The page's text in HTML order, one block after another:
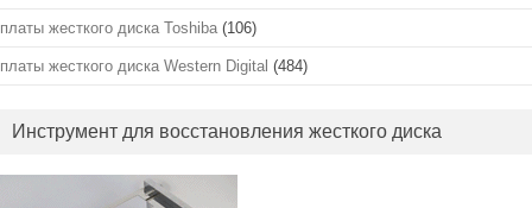
платы жесткого диска Toshiba (106)
платы жесткого диска Western Digital (484)
Инструмент для восстановления жесткого диска